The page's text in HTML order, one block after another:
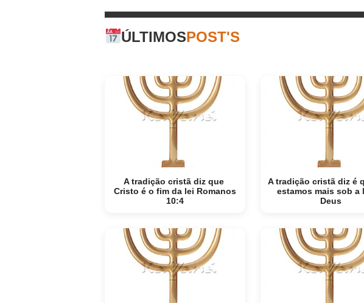
ÚLTIMOSPOST'S
A tradição cristã diz que
Cristo é o fim da lei Romanos
10:4
A tradição cristã diz é
estamos mais sob a
Deus